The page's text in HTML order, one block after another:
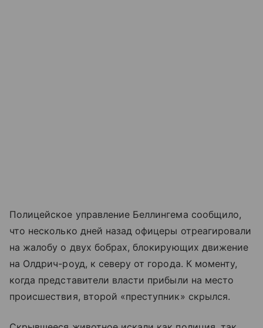
Полицейское управление Беллингема сообщило,
что несколько дней назад офицеры отреагировали
на жалобу о двух бобрах, блокирующих движение
на Олдрич-роуд, к северу от города. К моменту,
когда представители власти прибыли на место
происшествия, второй «преступник» скрылся.